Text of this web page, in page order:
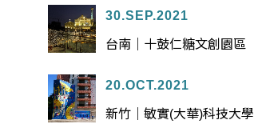
30.SEP.2021
台南｜十鼓仁糖文創園區
20.OCT.2021
新竹｜敏實(大華)科技大學